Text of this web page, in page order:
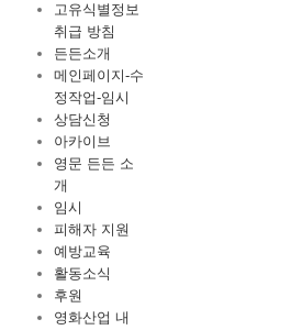
고유식별정보
취급 방침
든든소개
메인페이지-수
정작업-임시
상담신청
아카이브
영문 든든 소
개
임시
피해자 지원
예방교육
활동소식
후원
영화산업 내